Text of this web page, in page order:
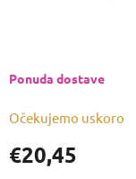
€20,45
Očekujemo uskoro
Ponuda dostave